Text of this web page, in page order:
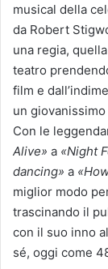
musical della
da Robert
una regia,
teatro
film e
un
Con le
Alive» a «Night
dancing» a
miglior modo
trascinando il
con il suo inno
sé, oggi come